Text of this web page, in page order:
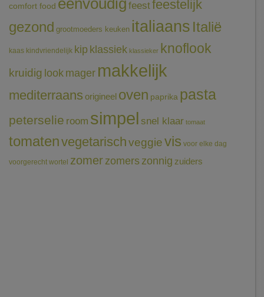
comfort food eenvoudig feestfeestelijk
gezond grootmoeders keuken italiaans Italië
kaas kindvriendelijk kip klassiek klassieker knoflook
kruidig look mager makkelijk
mediterraans origineel oven paprika pasta
peterselie room simpel snel klaar tomaat
tomatenvegetarischveggievis voor elke dag
voorgerecht wortel zomerzomerszonnig zuiders